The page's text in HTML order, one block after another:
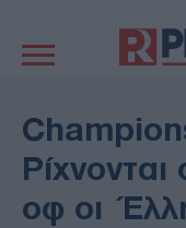
πλοήγηση
ΠΟΛΙΤΙΚΗ
ΕΚΚΛΗΣΙΑ
ΔΙΕΘΝΗ
οφ οι